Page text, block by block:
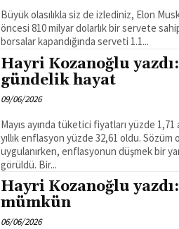
Büyük olasılıkla siz de izlediniz, Elon
öncesi 810 milyar dolarlık bir servete
borsalar kapandığında serveti 1.1...
Hayri Kozanoğlu
gündelik hayat
09/06/2026
Mayıs ayında tüketici fiyatları yüzde
yıllık enflasyon yüzde 32,61 oldu. Sözüm
uygulanırken, enflasyonun düşmek bir
görüldü. Bir...
Hayri Kozanoğlu
mümkün
06/06/2026